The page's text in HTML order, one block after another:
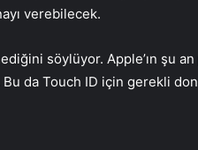
verebilecek.
söylüyor. Apple’ın şu an
da Touch ID için gerekli